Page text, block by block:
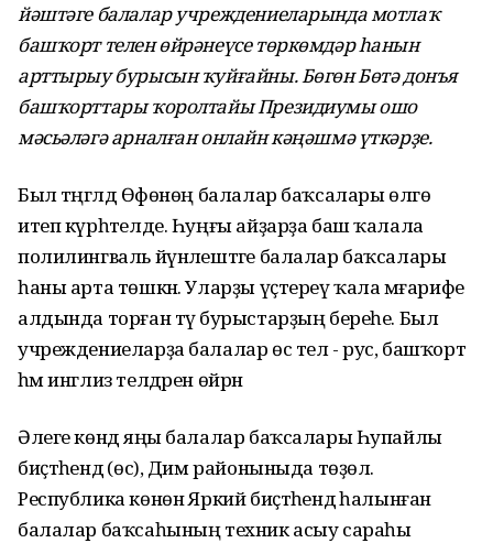
йәштәге балалар учреждениеларында мотлаҡ
башҡорт телен өйрәнеүсе төркөмдәр һанын
арттырыу бурысын ҡуйғайны. Бөгөн Бөтә донъя
башҡорттары ҡоролтайы Президиумы ошо
мәсьәләгә арналған онлайн кәңәшмә үткәрҙе.
Был тәңгәлдә Өфөнөң балалар баҡсалары өлгө
итеп күрһәтелде. Һуңғы айҙарҙа баш ҡалала
полилингваль йүнәлештәге балалар баҡсалары
һаны арта төшкән. Уларҙы үҫтереү ҡала мәғарифе
алдында торған тәү бурыстарҙың береһе. Был
учреждениеларҙа балалар өс тел - рус, башҡорт
һәм инглиз телдәрен өйрәнә
Әлеге көндә яңы балалар баҡсалары Һупайлы
биҫтәһендә (өс), Дим районыныда төҙөлә.
Республика көнөнә Яркий биҫтәһендә һалынған
балалар баҡсаһының техник асыу сараһы